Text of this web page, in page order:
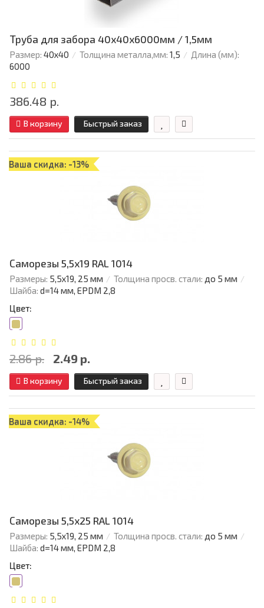
Труба для забора 40х40x6000мм / 1,5мм
Размер: 40х40 Толщина металла,мм: 1,5
Длина (мм):
6000
386.48 р.
В корзину Быстрый заказ
Ваша скидка: -13%
Саморезы 5,5х19 RAL 1014
Размеры: 5,5х19, 25 мм Толщина просв. стали: до 5 мм
Шайба: d=14 мм, EPDM 2,8
Цвет:
2.86 р. 2.49 р.
В корзину Быстрый заказ
Ваша скидка: -14%
Саморезы 5,5х25 RAL 1014
Размеры: 5,5х19, 25 мм Толщина просв. стали: до 5 мм
Шайба: d=14 мм, EPDM 2,8
Цвет: